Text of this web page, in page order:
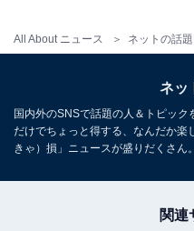
All About ニュース ネットの話題
ネッ
国内外のSNSで話題の人＆トピッ
だけでちょっと得する、なんだか楽
きゃ）損」ニュースが盛りだくさん。
関連